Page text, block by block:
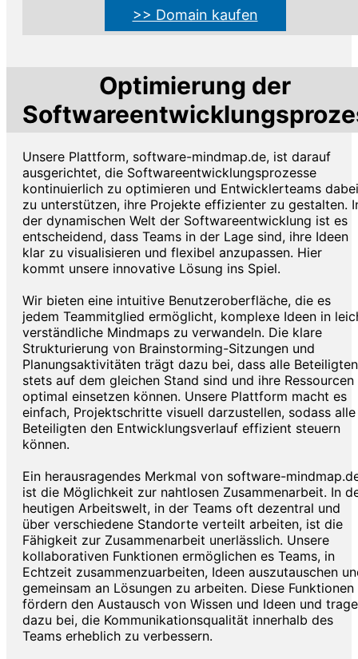
>> Domain kaufen
Optimierung der
Unsere Plattform, software-mindmap.de, ist darauf
ausgerichtet, die Softwareentwicklungsprozesse
kontinuierlich zu optimieren und Entwicklerteams dabei
zu unterstützen, ihre Projekte effizienter zu gestalten.
der dynamischen Welt der Softwareentwicklung ist es
entscheidend, dass Teams in der Lage sind, ihre Ideen
klar zu visualisieren und flexibel anzupassen. Hier
kommt unsere innovative Lösung ins Spiel.
Wir bieten eine intuitive Benutzeroberfläche, die es
jedem Teammitglied ermöglicht, komplexe Ideen in
verständliche Mindmaps zu verwandeln. Die klare
Strukturierung von Brainstorming-Sitzungen und
Planungsaktivitäten trägt dazu bei, dass alle Beteiligten
stets auf dem gleichen Stand sind und ihre Ressourcen
optimal einsetzen können. Unsere Plattform macht es
einfach, Projektschritte visuell darzustellen, sodass alle
Beteiligten den Entwicklungsverlauf effizient steuern
können.
Ein herausragendes Merkmal von software-
ist die Möglichkeit zur nahtlosen Zusammenarbeit. In
heutigen Arbeitswelt, in der Teams oft dezentral und
über verschiedene Standorte verteilt arbeiten, ist die
Fähigkeit zur Zusammenarbeit unerlässlich. Unsere
kollaborativen Funktionen ermöglichen es Teams, in
Echtzeit zusammenzuarbeiten, Ideen auszutauschen
gemeinsam an Lösungen zu arbeiten. Diese Funktionen
fördern den Austausch von Wissen und Ideen und
dazu bei, die Kommunikationsqualität innerhalb des
Teams erheblich zu verbessern.